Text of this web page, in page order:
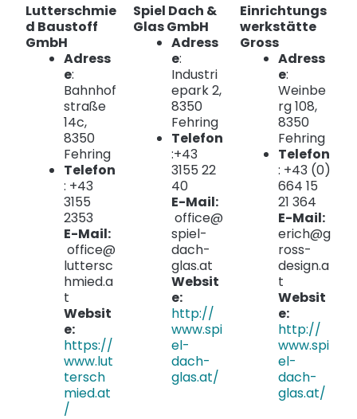
Lutterschmie
d Baustoff
GmbH
Adress
e:
Bahnhof
straße
14c,
8350
Fehring
Telefon
: +43
3155
2353
E-Mail:
office@
luttersc
hmied.a
t
Websit
e:
https://
www.lut
tersch
mied.at
/
Spiel Dach &
Glas GmbH
Adress
e:
Industri
epark 2,
8350
Fehring
Telefon
:+43
3155 22
40
E-Mail:
office@
spiel-
dach-
glas.at
Websit
e:
http://
www.spi
el-
dach-
glas.at/
Einrichtungs
werkstätte
Gross
Adress
e:
Weinbe
rg 108,
8350
Fehring
Telefon
: +43 (0)
664 15
21 364
E-Mail:
erich@g
ross-
design.a
t
Websit
e:
http://
www.spi
el-
dach-
glas.at/